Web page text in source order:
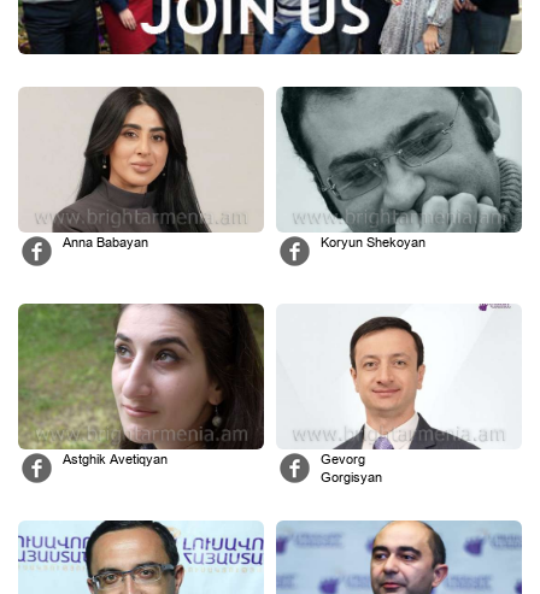
Anna Babayan Koryun Shekoyan
Astghik Avetiqyan
Gevorg
Gorgisyan